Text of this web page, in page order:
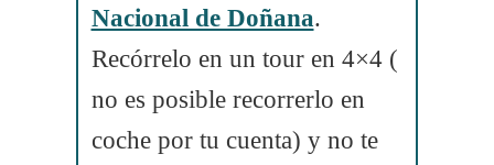
Nacional de Doñana.
Recórrelo en un tour en 4×4 (
no es posible recorrerlo en
coche por tu cuenta) y no te